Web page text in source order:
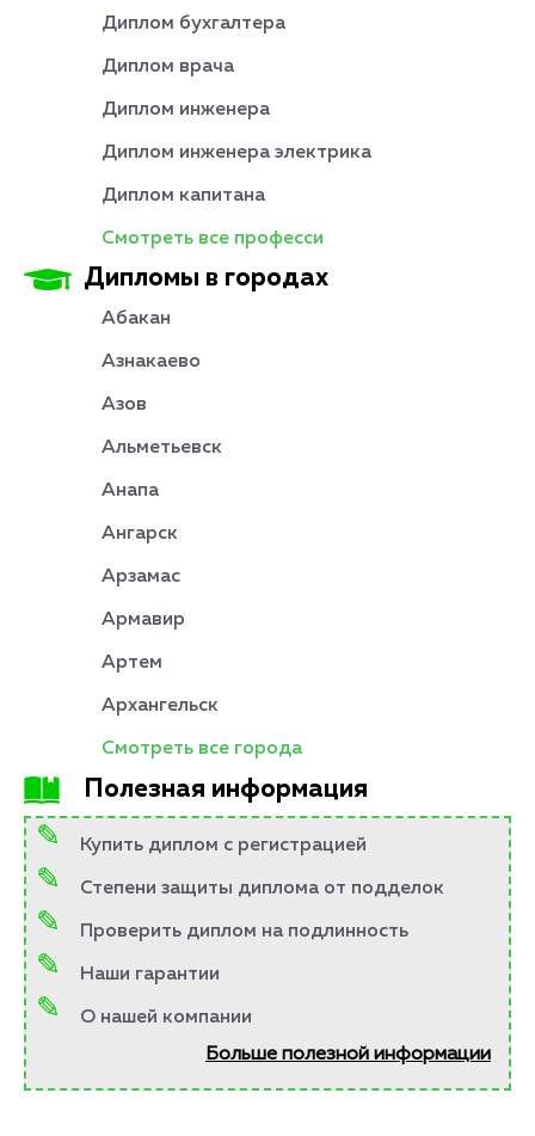
Диплом бухгалтера
Диплом врача
Диплом инженера
Диплом инженера электрика
Диплом капитана
Смотреть все професси
Дипломы в городах
Абакан
Азнакаево
Азов
Альметьевск
Анапа
Ангарск
Арзамас
Армавир
Артем
Архангельск
Смотреть все города
Полезная информация
Купить диплом с регистрацией
Степени защиты диплома от подделок
Проверить диплом на подлинность
Наши гарантии
О нашей компании
Больше полезной информации